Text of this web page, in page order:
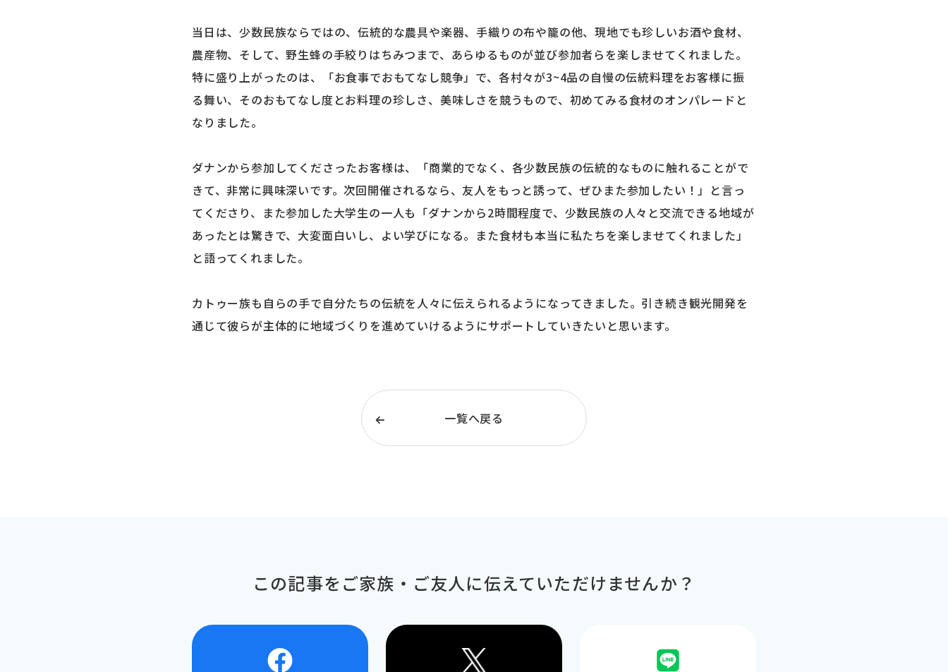
当日は、少数民族ならではの、伝統的な農具や楽器、手織りの布や籠の他、現地でも珍しいお酒や食材、
農産物、そして、野生蜂の手絞りはちみつまで、あらゆるものが並び参加者らを楽しませてくれました。
特に盛り上がったのは、「お食事でおもてなし競争」で、各村々が3~4品の自慢の伝統料理をお客様に振
る舞い、そのおもてなし度とお料理の珍しさ、美味しさを競うもので、初めてみる食材のオンパレードと
なりました。
ダナンから参加してくださったお客様は、「商業的でなく、各少数民族の伝統的なものに触れることがで
きて、非常に興味深いです。次回開催されるなら、友人をもっと誘って、ぜひまた参加したい！」と言っ
てくださり、また参加した大学生の一人も「ダナンから2時間程度で、少数民族の人々と交流できる地域が
あったとは驚きで、大変面白いし、よい学びになる。また食材も本当に私たちを楽しませてくれました」
と語ってくれました。
カトゥー族も自らの手で自分たちの伝統を人々に伝えられるようになってきました。引き続き観光開発を
通じて彼らが主体的に地域づくりを進めていけるようにサポートしていきたいと思います。
一覧へ戻る
この記事をご家族・ご友人に伝えていただけませんか？